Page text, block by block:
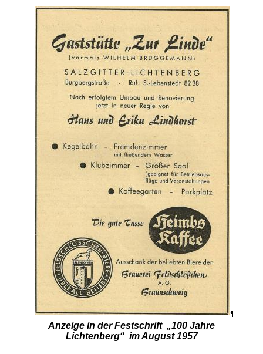
Anzeige in der Festschrift „100 Jahre
Lichtenberg“ im August 1957